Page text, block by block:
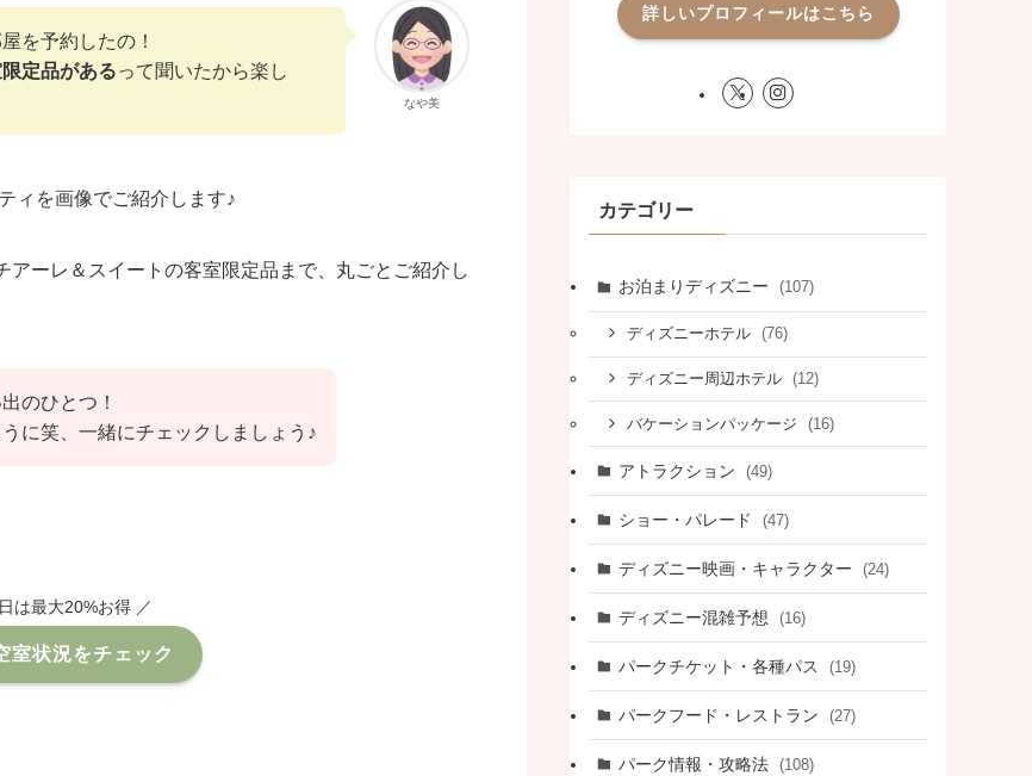
なや美
を予約したの！
定品があるって聞いたから楽し
ィを画像でご紹介します♪
ーレ＆スイートの客室限定品まで、丸ごとご紹介し
のひとつ！
に笑、一緒にチェックしましょう♪
は最大20%お得 ／
室状況をチェック
詳しいプロフィールはこちら
カテゴリー
お泊まりディズニー (107)
ディズニーホテル (76)
ディズニー周辺ホテル (12)
バケーションパッケージ (16)
アトラクション (49)
ショー・パレード (47)
ディズニー映画・キャラクター (24)
ディズニー混雑予想 (16)
パークチケット・各種パス (19)
パークフード・レストラン (27)
パーク情報・攻略法 (108)